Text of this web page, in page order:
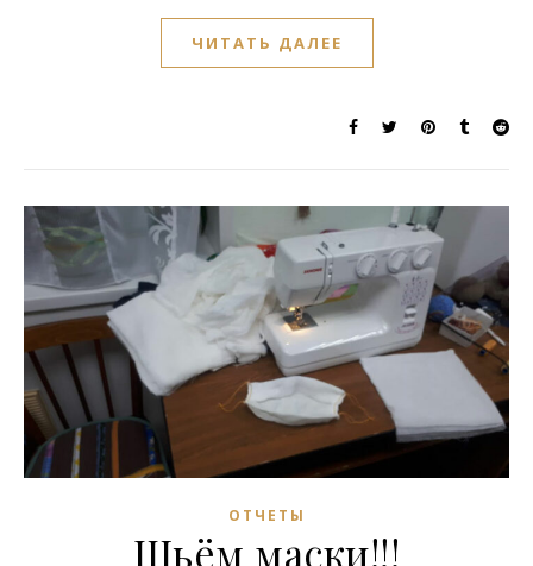
ЧИТАТЬ ДАЛЕЕ
ОТЧЕТЫ
Шьём маски!!!